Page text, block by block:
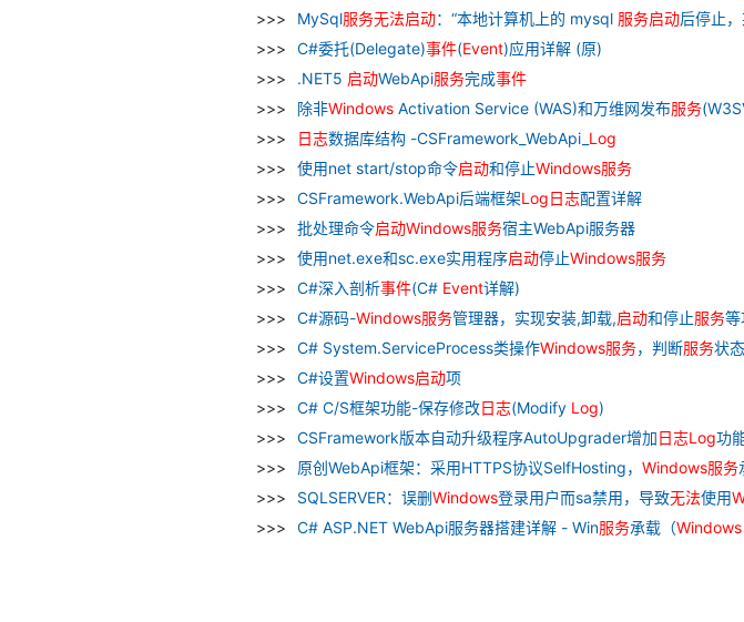
MySql服务无法启动：“本地计算机上的 mysql 服务启动后停止
C#委托(Delegate)事件(Event)应用详解 (原)
.NET5 启动WebApi服务完成事件
除非Windows Activation Service (WAS)和万维网发布服务
日志数据库结构 -CSFramework_WebApi_ Log
使用net start/stop命令启动和停止Windows服务
CSFramework.WebApi后端框架Log日志配置详解
批处理命令启动Windows服务宿主WebApi服务器
使用net.exe和sc.exe实用程序启动停止Windows服务
C#深入剖析事件(C# Event详解)
C#源码-Windows服务管理器，实现安装,卸载,启动和停止服务等
C# System.ServiceProcess类操作Windows服务，判断服务状态
C#设置Windows启动项
C# C/S框架功能-保存修改日志(Modify Log)
CSFramework版本自动升级程序AutoUpgrader增加日志Log功
原创WebApi框架：采用HTTPS协议SelfHosting， Windows服务
SQLSERVER：误删Windows登录用户而sa禁用，导致无法使用
C# ASP.NET WebApi服务器搭建详解 - Win服务承载（Windows